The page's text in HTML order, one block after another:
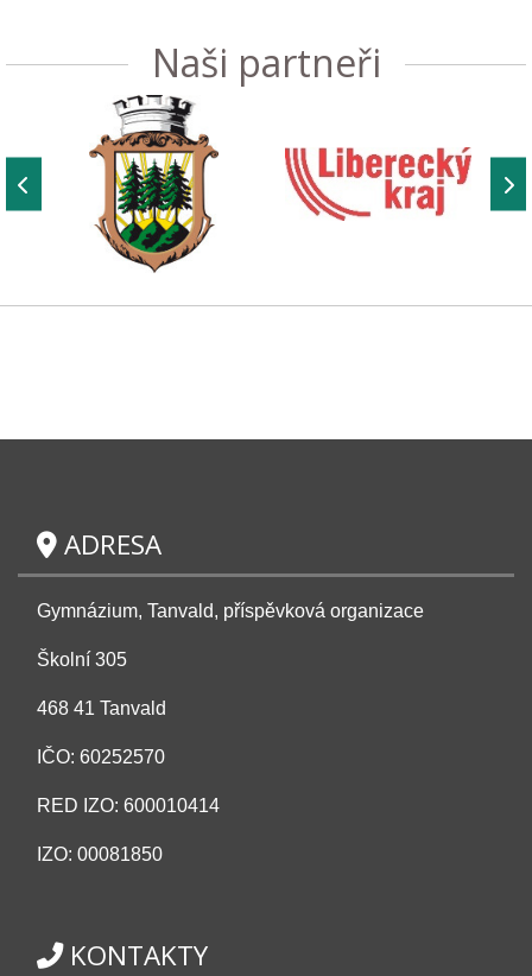
Naši partneři
ADRESA
Gymnázium, Tanvald, příspěvková organizace
Školní 305
468 41 Tanvald
IČO: 60252570
RED IZO: 600010414
IZO: 00081850
KONTAKTY